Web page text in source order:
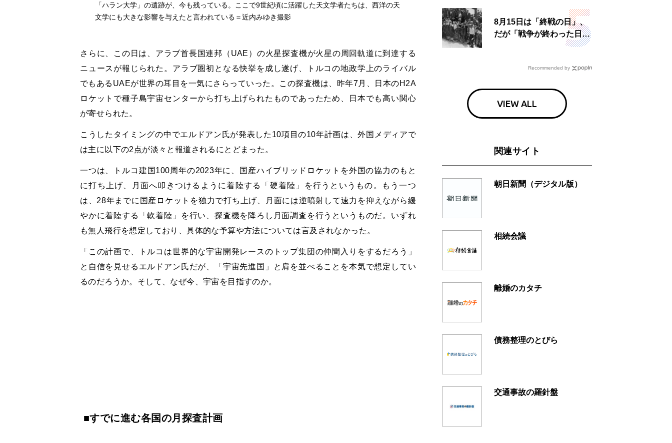
「ハラン大学」の遺跡が、今も残っている。ここで9世紀頃に活躍した天文学者たちは、西洋の天
文学にも大きな影響を与えたと言われている＝近内みゆき撮影
さらに、この日は、アラブ首長国連邦（UAE）の火星探査機が火星の周回軌道に到達する
ニュースが報じられた。アラブ圏初となる快挙を成し遂げ、トルコの地政学上のライバル
でもあるUAEが世界の耳目を一気にさらっていった。この探査機は、昨年7月、日本のH2A
ロケットで種子島宇宙センターから打ち上げられたものであったため、日本でも高い関心
が寄せられた。
こうしたタイミングの中でエルドアン氏が発表した10項目の10年計画は、外国メディアで
は主に以下の2点が淡々と報道されるにとどまった。
一つは、トルコ建国100周年の2023年に、国産ハイブリッドロケットを外国の協力のもと
に打ち上げ、月面へ叩きつけるように着陸する「硬着陸」を行うというもの。もう一つ
は、28年までに国産ロケットを独力で打ち上げ、月面には逆噴射して速力を抑えながら緩
やかに着陸する「軟着陸」を行い、探査機を降ろし月面調査を行うというものだ。いずれ
も無人飛行を想定しており、具体的な予算や方法については言及されなかった。
「この計画で、トルコは世界的な宇宙開発レースのトップ集団の仲間入りをするだろう」
と自信を見せるエルドアン氏だが、「宇宙先進国」と肩を並べることを本気で想定してい
るのだろうか。そして、なぜ今、宇宙を目指すのか。
■すでに進む各国の月探査計画
8月15日は「終戦の日」、
だが「戦争が終わった日」
は国によって異なる？
Recommended by
VIEW ALL
関連サイト
朝日新聞（デジタル版）
相続会議
離婚のカタチ
債務整理のとびら
交通事故の羅針盤